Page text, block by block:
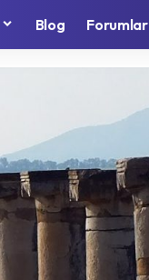
Blog Forumlar